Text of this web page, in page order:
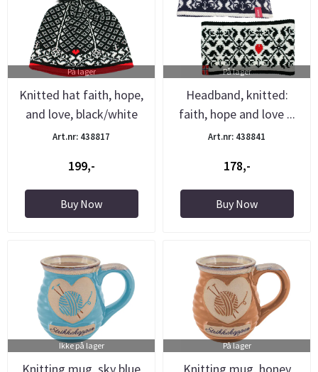
På lager
Knitted hat faith, hope,
and love, black/white
Art.nr: 438817
199,-
Buy Now
På lager
Headband, knitted:
faith, hope and love ...
Art.nr: 438841
178,-
Buy Now
Ikke på lager
Knitting mug, sky blue
På lager
Knitting mug, honey